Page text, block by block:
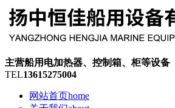
主营船用电加热器、控制箱、柜等设备
TEL13615275004
网站首页home